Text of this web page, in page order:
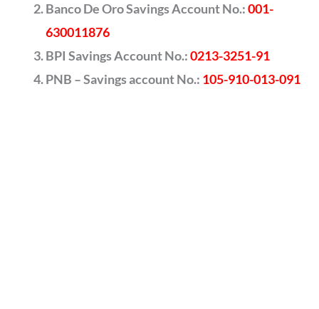
Banco De Oro Savings Account No.:001-
630011876
BPI Savings Account No.:0213-3251-91
PNB – Savings account No.: 105-910-013-091